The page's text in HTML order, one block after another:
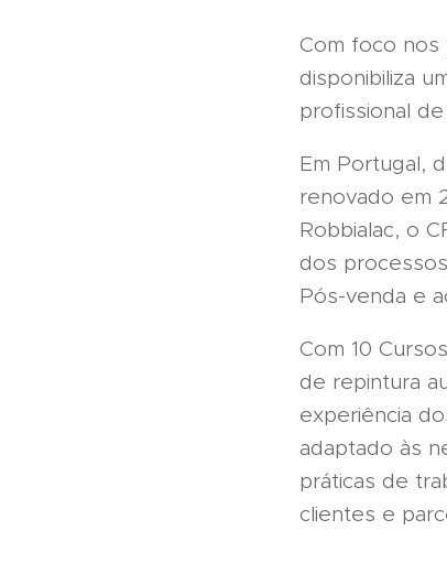
Com foco nos
disponibiliza
profissional de
Em Portugal,
renovado em
Robbialac, o
dos
Pós-venda e
Com 10
de repintura
experiência
adaptado às
práticas de
clientes e